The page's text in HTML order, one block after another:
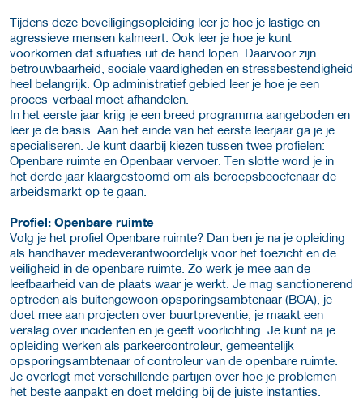
Tijdens deze beveiligingsopleiding leer je hoe je lastige en
agressieve mensen kalmeert. Ook leer je hoe je kunt
voorkomen dat situaties uit de hand lopen. Daarvoor zijn
betrouwbaarheid, sociale vaardigheden en stressbestendigheid
heel belangrijk. Op administratief gebied leer je hoe je een
proces-verbaal moet afhandelen.
In het eerste jaar krijg je een breed programma aangeboden en
leer je de basis. Aan het einde van het eerste leerjaar ga je je
specialiseren. Je kunt daarbij kiezen tussen twee profielen:
Openbare ruimte en Openbaar vervoer. Ten slotte word je in
het derde jaar klaargestoomd om als beroepsbeoefenaar de
arbeidsmarkt op te gaan.
Profiel: Openbare ruimte
Volg je het profiel Openbare ruimte? Dan ben je na je opleiding
als handhaver medeverantwoordelijk voor het toezicht en de
veiligheid in de openbare ruimte. Zo werk je mee aan de
leefbaarheid van de plaats waar je werkt. Je mag sanctionerend
optreden als buitengewoon opsporingsambtenaar (BOA), je
doet mee aan projecten over buurtpreventie, je maakt een
verslag over incidenten en je geeft voorlichting. Je kunt na je
opleiding werken als parkeercontroleur, gemeentelijk
opsporingsambtenaar of controleur van de openbare ruimte.
Je overlegt met verschillende partijen over hoe je problemen
het beste aanpakt en doet melding bij de juiste instanties.